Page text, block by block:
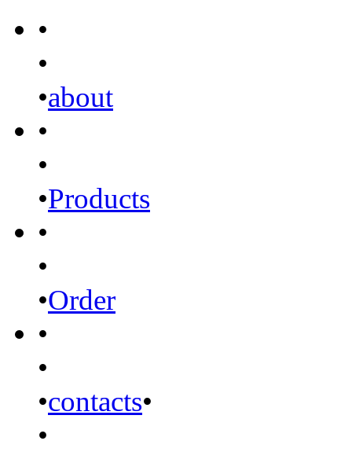
•
•
•about
•
•
•Products
•
•
•Order
•
•
•contacts•
•